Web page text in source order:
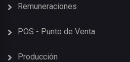
Remuneraciones
POS - Punto de Venta
Producción